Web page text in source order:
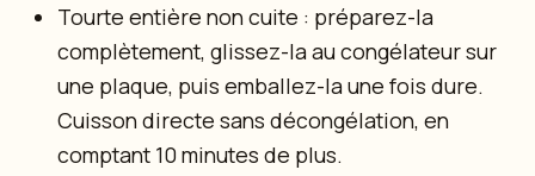
Tourte entière non cuite : préparez-la
complètement, glissez-la au congélateur sur
une plaque, puis emballez-la une fois dure.
Cuisson directe sans décongélation, en
comptant 10 minutes de plus.